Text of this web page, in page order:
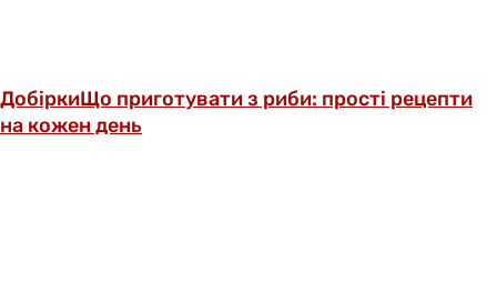
ДобіркиЩо приготувати з риби: прості рецепти
на кожен день